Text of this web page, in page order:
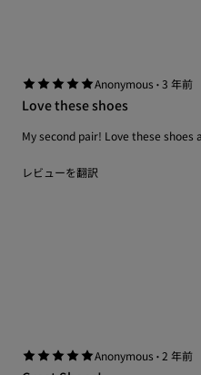
Anonymous ·3 年前
Love these shoes
My second pair! Love these shoes
レビューを翻訳
Anonymous ·2 年前